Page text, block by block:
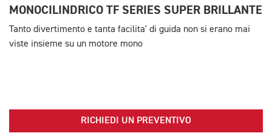
MONOCILINDRICO TF SERIES SUPER BRILLANTE
Tanto divertimento e tanta facilita' di guida non si erano mai
viste insieme su un motore mono
RICHIEDI UN PREVENTIVO